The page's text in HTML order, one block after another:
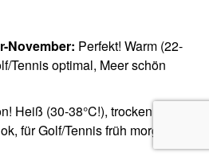
November: Perfekt! Warm (22-
Tennis optimal, Meer schön
Heiß (30-38°C!), trocken, voll,
für Golf/Tennis früh morgens